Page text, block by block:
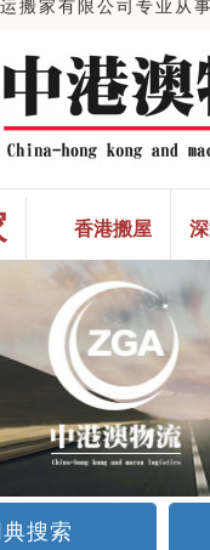
搬家有限公司专业从
香港搬屋
搜索